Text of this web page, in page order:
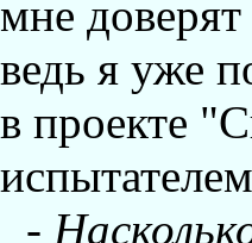
мне
ведь я уже
в проекте
-